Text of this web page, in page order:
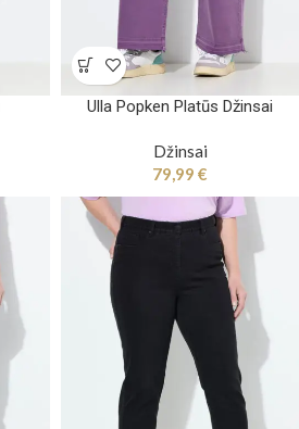
Ulla Popken Platūs Džinsai
Džinsai
79,99 €